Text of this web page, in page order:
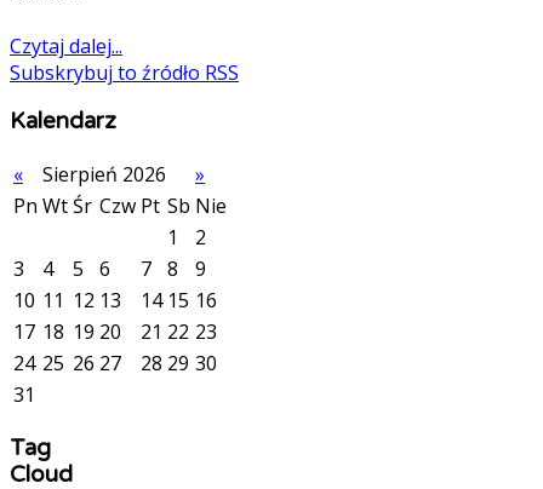
Czytaj dalej...
Subskrybuj to źródło RSS
Kalendarz
«
Sierpień 2026
»
Pn WtŚr Czw Pt Sb Nie
1
2
3
4 5 6 7 8
9
10 11 12 13 14 15 16
17 18 19 20 21 22 23
24 25 26 27 28 29 30
31
Tag
Cloud